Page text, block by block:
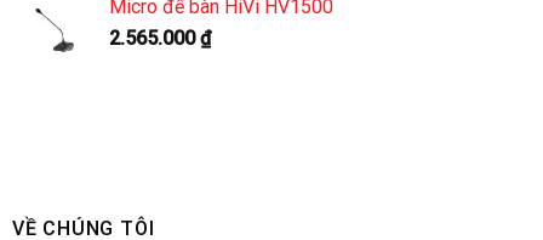
Micro để bàn HiVi HV1500
2.565.000₫
VỀ CHÚNG TÔI